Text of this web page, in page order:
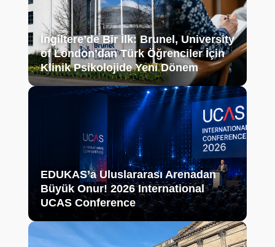
İngiltere’de Bir İlk: Brunel, University
of London’dan Türk Öğrenciler İçin
Klinik Psikolojide Yeni Dönem
EDUKAS’a Uluslararası Arenadan
Büyük Onur! 2026 International
UCAS Conference